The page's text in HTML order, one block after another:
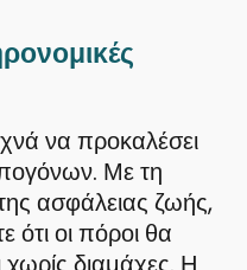
να προκαλέσει
Με τη
ασφάλειας ζωής,
ότι οι πόροι θα